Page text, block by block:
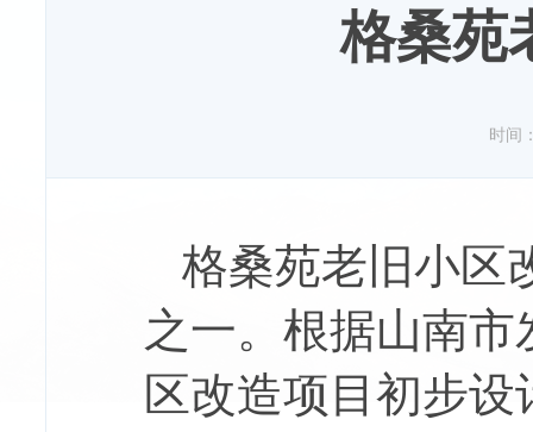
格桑苑
时间
格桑苑老旧小区
之一。根据山南
区改造项目初步